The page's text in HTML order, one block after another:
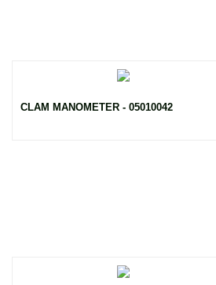
CLAM MANOMETER - 05010042